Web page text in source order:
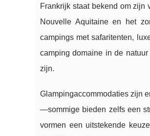
Frankrijk staat bekend om zijn
Nouvelle Aquitaine en het
campings met safaritenten,
camping domaine in de
zijn.
Glampingaccommodaties zijn
—sommige bieden zelfs een
vormen een uitstekende